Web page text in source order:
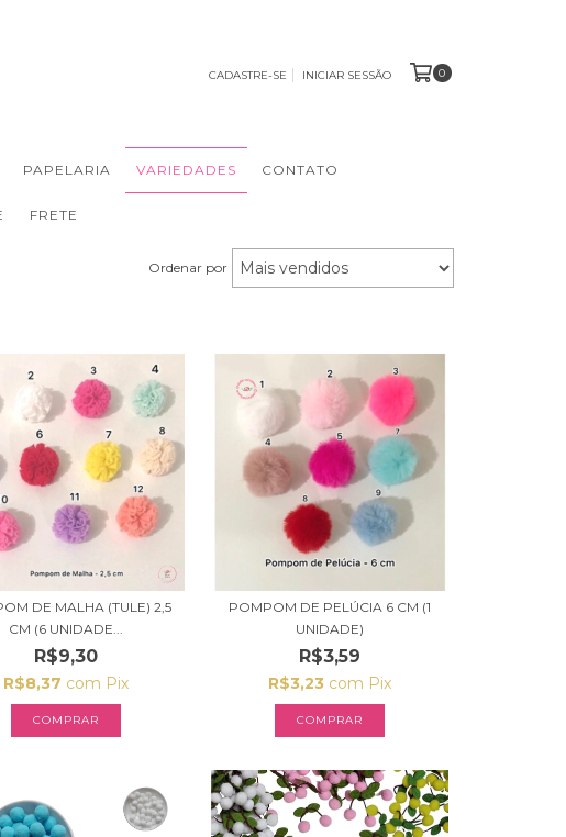
CADASTRE-SE INICIAR SESSÃO 0
PAPELARIA VARIEDADES CONTATO
FRETE
Ordenar por
DE MALHA (TULE) 2,5
CM (6 UNIDADE...
R$9,30
R$8,37 com Pix
COMPRAR
POMPOM DE PELÚCIA 6 CM (1
UNIDADE)
R$3,59
R$3,23 com Pix
COMPRAR